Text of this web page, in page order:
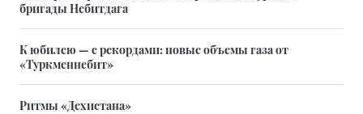
бригады Небитдага
К юбилею — с рекордами: новые объемы газа от
«Туркменнебит»
Ритмы «Дехистана»